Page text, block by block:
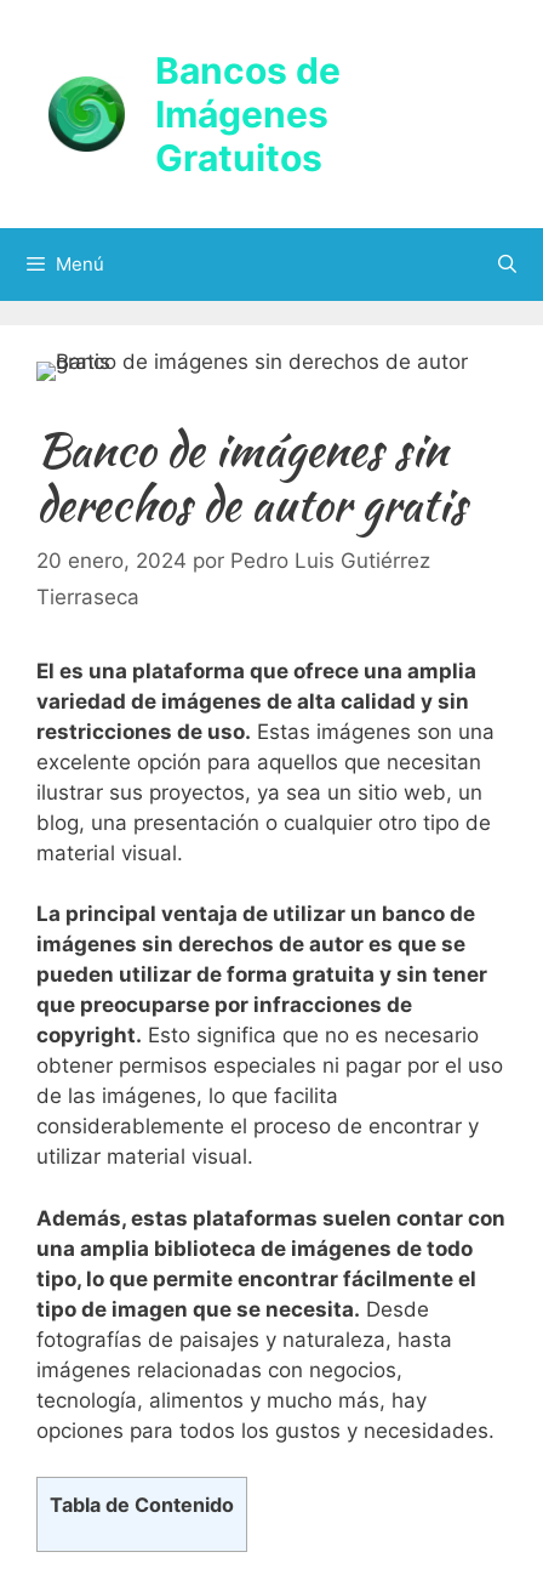
contenido
Bancos de
Imágenes
Gratuitos
Menú
Banco de imágenes sin
derechos de autor gratis
20 enero, 2024 por Pedro Luis Gutiérrez
Tierraseca
El es ⁢una plataforma que ofrece ⁢una‌ amplia
variedad de imágenes de alta calidad y sin
restricciones de uso. ⁢Estas imágenes son una
excelente‌ opción para aquellos que necesitan
ilustrar ⁢sus proyectos,⁢ ya ⁣sea un sitio web, un
blog, ​una presentación o cualquier otro tipo de
material visual.
La principal ventaja de‌ utilizar un banco de
imágenes sin ​derechos de autor es‍ que se
pueden utilizar de forma gratuita y sin tener
que preocuparse por infracciones de
copyright. Esto significa que no es necesario
obtener permisos especiales ni pagar por el uso
de las imágenes,⁤ lo que facilita
considerablemente el proceso de encontrar y
utilizar material visual.
Además, estas plataformas ⁣suelen contar con
una amplia biblioteca de imágenes de todo
tipo, lo que permite encontrar fácilmente el
tipo de imagen que se necesita. Desde
fotografías de paisajes y naturaleza, hasta
imágenes relacionadas con‌ negocios,
tecnología, alimentos y mucho más,‌ hay
opciones para ⁤todos ⁣los ⁤gustos y necesidades.
Tabla de Contenido